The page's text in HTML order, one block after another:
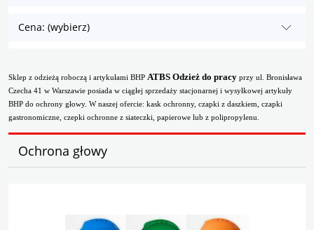
Cena: (wybierz)
Sklep z odzieżą roboczą i artykułami BHP ATBS Odzież do pracy przy ul. Bronisława
Czecha 41 w Warszawie posiada w ciągłej sprzedaży stacjonarnej i wysyłkowej artykuły
BHP do ochrony głowy. W naszej ofercie: kask ochronny, czapki z daszkiem, czapki
gastronomiczne, czepki ochronne z siateczki, papierowe lub z polipropylenu.
Ochrona głowy